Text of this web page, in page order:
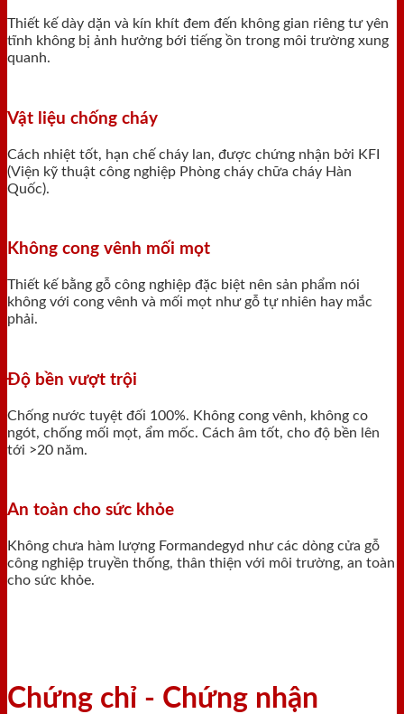
Thiết kế dày dặn và kín khít đem đến không gian riêng tư yên
tĩnh không bị ảnh hưởng bới tiếng ồn trong môi trường xung
quanh.
Vật liệu chống cháy
Cách nhiệt tốt, hạn chế cháy lan, được chứng nhận bởi KFI
(Viện kỹ thuật công nghiệp Phòng cháy chữa cháy Hàn
Quốc).
Không cong vênh mối mọt
Thiết kế bằng gỗ công nghiệp đặc biệt nên sản phẩm nói
không với cong vênh và mối mọt như gỗ tự nhiên hay mắc
phải.
Độ bền vượt trội
Chống nước tuyệt đối 100%. Không cong vênh, không co
ngót, chống mối mọt, ẩm mốc. Cách âm tốt, cho độ bền lên
tới >20 năm.
An toàn cho sức khỏe
Không chưa hàm lượng Formandegyd như các dòng cửa gỗ
công nghiệp truyền thống, thân thiện với môi trường, an toàn
cho sức khỏe.
Chứng chỉ - Chứng nhận